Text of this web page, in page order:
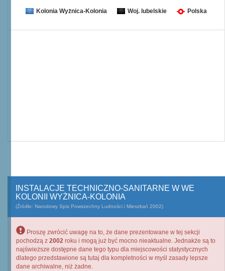
Kolonia Wyżnica-Kolonia Woj. lubelskie Polska
INSTALACJE TECHNICZNO-SANITARNE W WE
KOLONII WYŻNICA-KOLONIA
(Źródło: Narodowy Spis Powszechny Ludności i Mieszkań 2002)
Proszę zwrócić uwagę na to, że dane prezentowane w tej sekcji
pochodzą z 2002 roku i mogą już być mocno nieaktualne. Jednakże są to
najświeższe dostępne dane tego typu dla miejscowości statystycznych
dlatego przedstawione są tutaj dla kompletności w myśl zasady lepsze
dane archiwalne, niż żadne.